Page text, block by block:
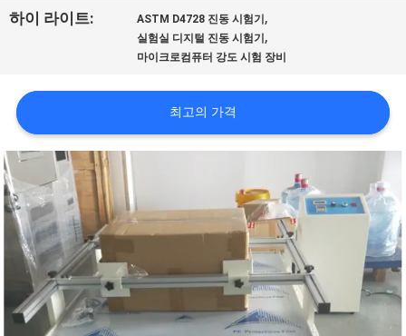
공
여
행
품
질
관
리
하이 라이트: ASTM D4728 진동 시험기 ,
실험실 디지털 진동 시험기 ,
마이크로컴퓨터 강도 시험 장비
최고의 가격